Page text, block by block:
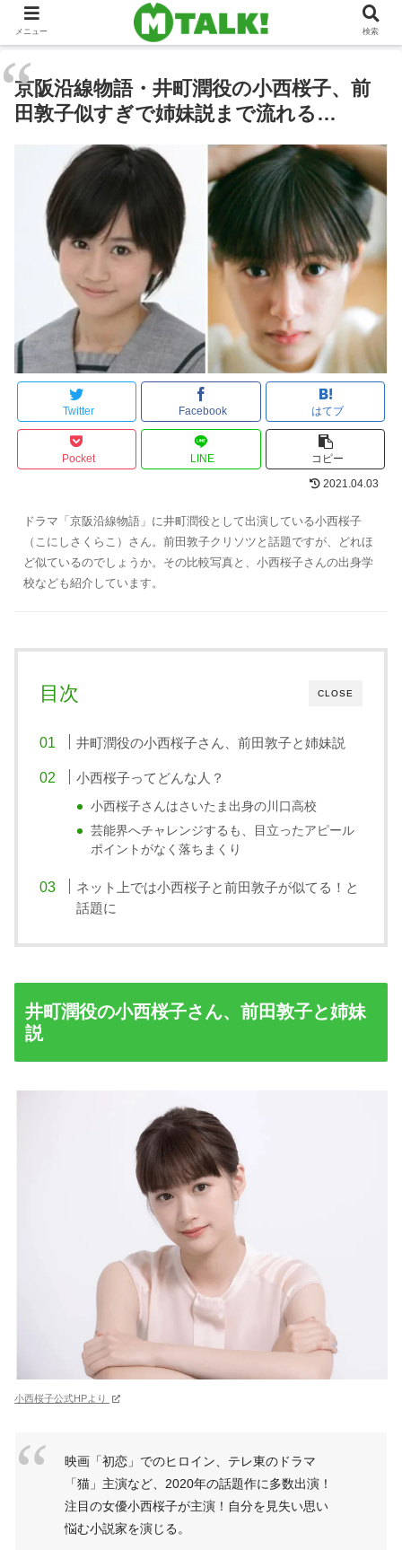
京阪沿線物語・井町潤役の小西桜子、前
田敦子似すぎで姉妹説まで流れる…
Twitter Facebook はてブ
Pocket LINE コピー
2021.04.03
ドラマ「京阪沿線物語」に井町潤役として出演している小西桜子
（こにしさくらこ）さん。前田敦子クリソツと話題ですが、どれほ
ど似ているのでしょうか。その比較写真と、小西桜子さんの出身学
校なども紹介しています。
CLOSE
目次
井町潤役の小西桜子さん、前田敦子と姉妹説
小西桜子ってどんな人？
小西桜子さんはさいたま出身の川口高校
芸能界へチャレンジするも、目立ったアピール
ポイントがなく落ちまくり
ネット上では小西桜子と前田敦子が似てる！と
話題に
井町潤役の小西桜子さん、前田敦子と姉妹
説
小西桜子公式HPより
映画「初恋」でのヒロイン、テレ東のドラマ
「猫」主演など、2020年の話題作に多数出演！
注目の女優小西桜子が主演！自分を見失い思い
悩む小説家を演じる。
メニュー 検索